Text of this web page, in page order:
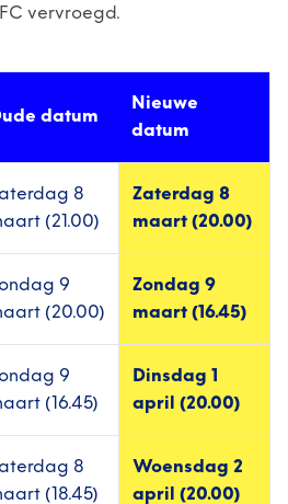
vervroegd.
datum
Nieuwe
datum
8
(21.00)
Zaterdag 8
maart (20.00)
9
(20.00)
Zondag 9
maart (16.45)
9
(16.45)
Dinsdag 1
april (20.00)
8
(18.45)
Woensdag 2
april (20.00)